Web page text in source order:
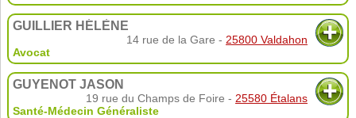
GUILLIER HÉLÈNE
14 rue de la Gare - 25800 Valdahon
Avocat
GUYENOT JASON
19 rue du Champs de Foire - 25580 Étalans
Santé-Médecin Généraliste